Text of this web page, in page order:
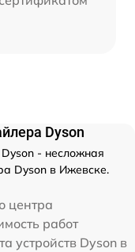
Dyson
- несложная
Dyson в Ижевске.
центра
работ
устройств Dyson в